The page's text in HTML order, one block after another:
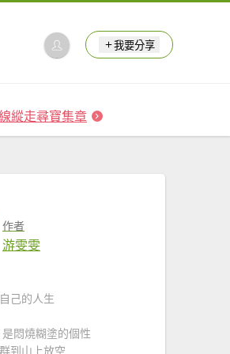
我要分享
縱走尋寶集章
作者
游雯雯
己的人生
悶燒糊塗的個性
到山上放空